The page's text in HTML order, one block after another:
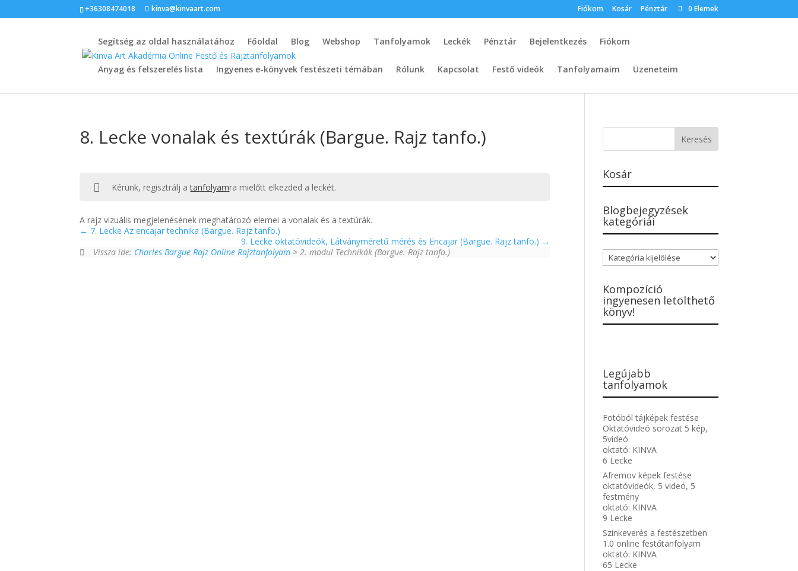
+36308474018 kinva@kinvaart.com Fiókom Kosár Pénztár 0 Elemek
Segítség az oldal használatához Főoldal Blog Webshop Tanfolyamok Leckék Pénztár Bejelentkezés Fiókom
Anyag és felszerelés lista Ingyenes e-könyvek festészeti témában Rólunk Kapcsolat Festő videók Tanfolyamaim Üzeneteim
8. Lecke vonalak és textúrák (Bargue. Rajz tanfo.)
Kérünk, regisztrálj atanfolyamra mielőtt elkezded a leckét.
A rajz vizuális megjelenésének meghatározó elemei a vonalak és a textúrák.
7. Lecke Az encajar technika (Bargue. Rajz tanfo.)
9. Lecke oktatóvideók, Látványméretű mérés és Encajar (Bargue. Rajz tanfo.)
Vissza ide: Charles Bargue Rajz Online Rajztanfolyam > 2. modul Technikák (Bargue. Rajz tanfo.)
Kosár
Blogbejegyzések
kategóriái
Blogbejegyzések
kategóriái
Kompozíció
ingyenesen letölthető
könyv!
Legújabb
tanfolyamok
Fotóból tájképek festése
Oktatóvideó sorozat 5 kép,
5videó
oktató: KINVA
6 Lecke
Afremov képek festése
oktatóvideók, 5 videó, 5
festmény
oktató: KINVA
9 Lecke
Színkeverés a festészetben
1.0 online festőtanfolyam
oktató: KINVA
65 Lecke